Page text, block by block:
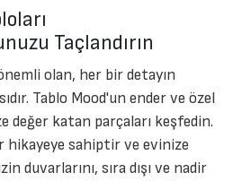
Taçlandırın
olan, her bir detayın
Tablo Mood'un ender ve özel
değer katan parçaları keşfedin.
hikayeye sahiptir ve evinize
duvarlarını, sıra dışı ve nadir